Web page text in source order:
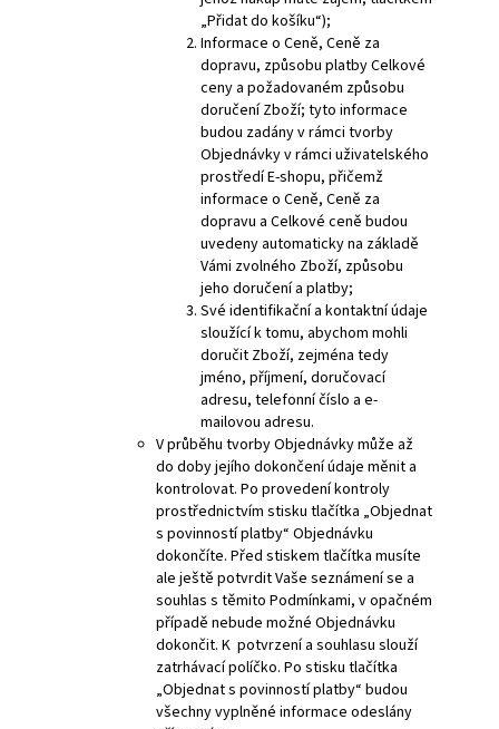
„Přidat do košíku“);
Informace o Ceně, Ceně za
dopravu, způsobu platby Celkové
ceny a požadovaném způsobu
doručení Zboží; tyto informace
budou zadány v rámci tvorby
Objednávky v rámci uživatelského
prostředí E-shopu, přičemž
informace o Ceně, Ceně za
dopravu a Celkové ceně budou
uvedeny automaticky na základě
Vámi zvolného Zboží, způsobu
jeho doručení a platby;
Své identifikační a kontaktní údaje
sloužící k tomu, abychom mohli
doručit Zboží, zejména tedy
jméno, příjmení, doručovací
adresu, telefonní číslo a e-
mailovou adresu.
V průběhu tvorby Objednávky může až
do doby jejího dokončení údaje měnit a
kontrolovat. Po provedení kontroly
prostřednictvím stisku tlačítka „Objednat
s povinností platby“ Objednávku
dokončíte. Před stiskem tlačítka musíte
ale ještě potvrdit Vaše seznámení se a
souhlas s těmito Podmínkami, v opačném
případě nebude možné Objednávku
dokončit. K potvrzení a souhlasu slouží
zatrhávací políčko. Po stisku tlačítka
„Objednat s povinností platby“ budou
všechny vyplněné informace odeslány